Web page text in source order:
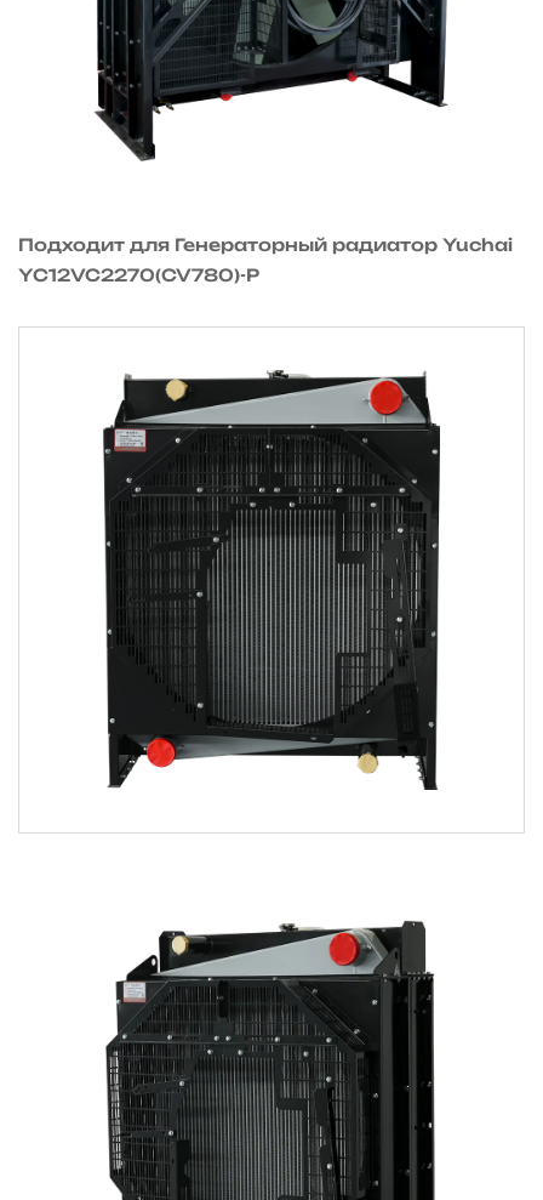
Подходит для Генераторный радиатор Yuchai
YC12VC2270(CV780)-P